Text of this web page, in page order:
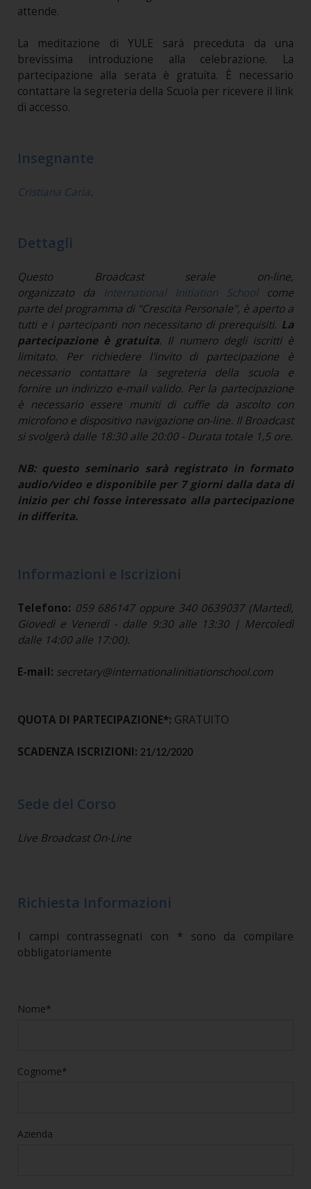
attende.
La meditazione di YULE sarà preceduta da una
brevissima introduzione alla celebrazione. La
partecipazione alla serata è gratuita. È necessario
contattare la segreteria della Scuola per ricevere il link
di accesso.
Insegnante
Cristiana Caria.
Dettagli
Questo Broadcast serale on-line,
organizzato da International Initiation Schoolcome
parte del programma di "Crescita Personale", è aperto a
tutti e i partecipanti non necessitano di prerequisiti. La
partecipazione è gratuita. Il numero degli iscritti è
limitato. Per richiedere l'invito di partecipazione è
necessario contattare la segreteria della scuola e
fornire un indirizzo e-mail valido. Per la partecipazione
è necessario essere muniti di cuffie da ascolto con
microfono e dispositivo navigazione on-line. Il Broadcast
si svolgerà dalle 18:30 alle 20:00 - Durata totale 1,5 ore.
NB: questo seminario sarà registrato in formato
audio/video e disponibile per 7 giorni dalla data di
inizio per chi fosse interessato alla partecipazione
in differita.
Informazioni e Iscrizioni
Telefono: 059 686147 oppure 340 0639037 (Martedì,
Giovedì e Venerdì - dalle 9:30 alle 13:30 | Mercoledì
dalle 14:00 alle 17:00).
E-mail: secretary@internationalinitiationschool.com
QUOTA DI PARTECIPAZIONE*: GRATUITO
SCADENZA ISCRIZIONI: 21/12/2020
Sede del Corso
Live Broadcast On-Line
Richiesta Informazioni
I campi contrassegnati con * sono da compilare
obbligatoriamente
Nome*
Cognome*
Azienda